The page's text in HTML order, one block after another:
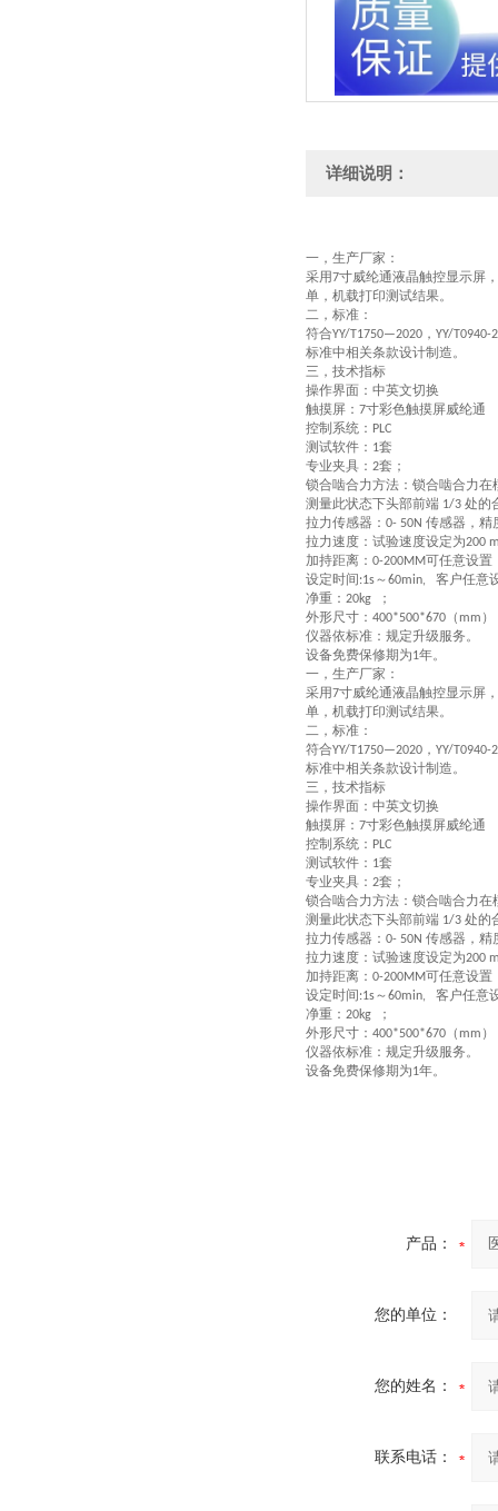
详细说明：
一， 生产厂家：
采用7寸威纶通液晶触控显示屏
单，机载打印测试结果。
二， 标准：
符合YY/T1750—2020 ， YY/T0940-
标准中相关条款设计制造。
三， 技术指标
操作界面 ： 中英文切换
触摸屏： 7寸彩色触摸屏威纶通
控制系统： PLC
测试软件： 1套
专业夹具： 2套；
锁合啮合力方法：锁合啮合力
测量此状态下头部前端 1/3 处的
拉力传感器： 0- 50N 传感器 ，精
拉力速度： 试验速度设定为200
加持距离： 0-200MM可任意设置
设定时间 :1s～60min, 客户任意
净重： 20kg
；
外形尺寸： 400*500*670 （ mm ）
仪器依标准：规定升级服务。
设备免费保修期为1年。
一， 生产厂家：
采用7寸威纶通液晶触控显示屏
单，机载打印测试结果。
二， 标准：
符合YY/T1750—2020 ， YY/T0940-
标准中相关条款设计制造。
三， 技术指标
操作界面 ： 中英文切换
触摸屏： 7寸彩色触摸屏威纶通
控制系统： PLC
测试软件： 1套
专业夹具： 2套；
锁合啮合力方法：锁合啮合力
测量此状态下头部前端 1/3 处的
拉力传感器： 0- 50N 传感器 ，精
拉力速度： 试验速度设定为200
加持距离： 0-200MM可任意设置
设定时间 :1s～60min, 客户任意
净重： 20kg
；
外形尺寸： 400*500*670 （ mm ）
仪器依标准：规定升级服务。
设备免费保修期为1年。
产品：
您的单位：
您的姓名：
联系电话：